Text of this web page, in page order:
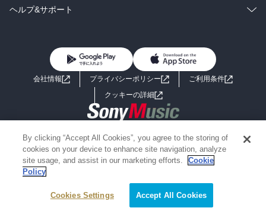
絞り込み条件を変える
BL・TL
雑誌・グラビア
ラノベ
コミック
ライトノベル 男子向けラノベ
小説
海外小説
ミステリー SF
歴史・時代小説
グラビア写真集
ヘルプ&サポート
よくあるご質問 お問い合わせ
会社情報 プライバシーポリシー
ご利用条件
クッキーの詳細
Copyright 2017 - 2026 Sony Music Entertainment(Japan) Inc.
Information on the site is for the Japan domestic market only
powered by
By clicking “Accept All Cookies”, you agree to the storing of
cookies on your device to enhance site navigation, analyze
site usage, and assist in our marketing efforts.
Cookie
Policy
Cookies Settings Accept All Cookies